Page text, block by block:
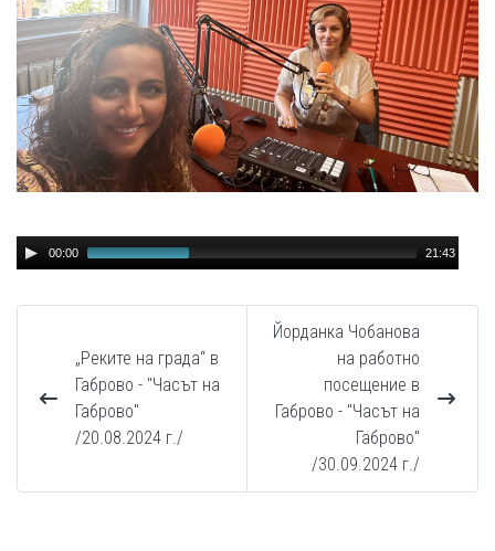
Audio
Player
00:00 21:43
„Реките на града“ в
Габрово - "Часът на
Габрово"
/20.08.2024 г./
Йорданка Чобанова
на работно
посещение в
Габрово - "Часът на
Габрово"
/30.09.2024 г./